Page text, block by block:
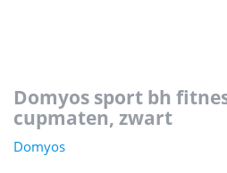
domyos sport bh fitness 900, grote
cupmaten, zwart
Domyos